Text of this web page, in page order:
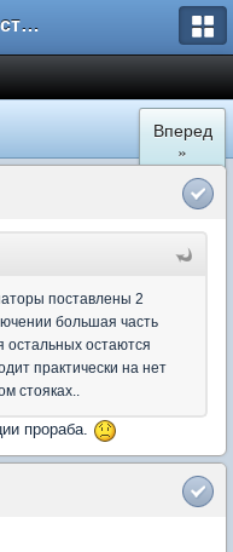
Форум Новостройки
Вперед
»
поставлены 2
большая часть
остальных остаются
практически на нет
стояках..
прораба.